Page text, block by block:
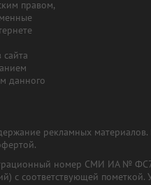
правом,
данного
рекламных материалов.
номер СМИ ИА №
с соответствующей пометкой.